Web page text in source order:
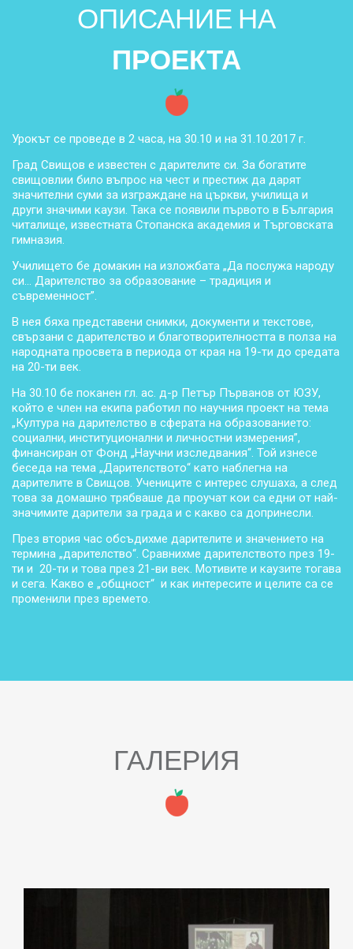
ОПИСАНИЕ НА
ПРОЕКТА
Урокът се проведе в 2 часа, на 30.10 и на 31.10.2017 г.
Град Свищов е известен с дарителите си. За богатите
свищовлии било въпрос на чест и престиж да дарят
значителни суми за изграждане на църкви, училища и
други значими каузи. Така се появили първото в България
читалище, известната Стопанска академия и Търговската
гимназия.
Училището бе домакин на изложбата „Да послужа народу
си… Дарителство за образование – традиция и
съвременност”.
В нея бяха представени снимки, документи и текстове,
свързани с дарителство и благотворителността в полза на
народната просвета в периода от края на 19-ти до средата
на 20-ти век.
На 30.10 бе поканен гл. ас. д-р Петър Първанов от ЮЗУ,
който е член на екипа работил по научния проект на тема
„Култура на дарителство в сферата на образованието:
социални, институционални и личностни измерения”,
финансиран от Фонд „Научни изследвания“. Той изнесе
беседа на тема „Дарителството“ като наблегна на
дарителите в Свищов. Учениците с интерес слушаха, а след
това за домашно трябваше да проучат кои са едни от най-
значимите дарители за града и с какво са допринесли.
През втория час обсъдихме дарителите и значението на
термина „дарителство“. Сравнихме дарителството през 19-
ти и 20-ти и това през 21-ви век. Мотивите и каузите тогава
и сега. Какво е „общност“ и как интересите и целите са се
променили през времето.
ГАЛЕРИЯ